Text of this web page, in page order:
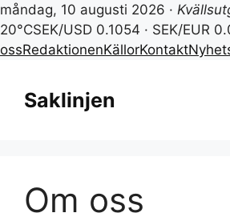
måndag, 10 augusti 2026 ·
20°CSEK/USD 0.1054 · SEK/EUR
ossRedaktionenKällorKontakt
innehållSaklinjen
Om oss